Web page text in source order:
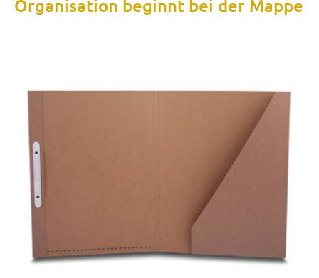
Organisation beginnt bei der Mappe